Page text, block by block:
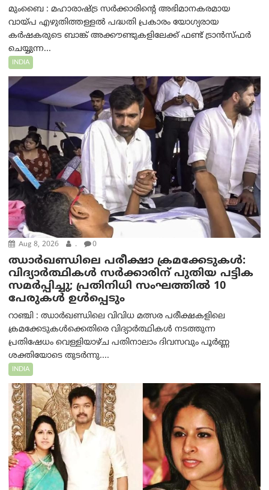
മുംബൈ : മഹാരാഷ്ട്ര സർക്കാരിന്റെ അഭിമാനകരമായ
വായ്പ എഴുതിത്തള്ളൽ പദ്ധതി പ്രകാരം യോഗ്യരായ
കർഷകരുടെ ബാങ്ക് അക്കൗണ്ടുകളിലേക്ക് ഫണ്ട് ട്രാൻസ്ഫർ
ചെയ്യുന്ന...
INDIA
Aug 8, 2026 . 0
ഝാര്‍ഖണ്ഡിലെ പരീക്ഷാ ക്രമക്കേടുകള്‍:
വിദ്യാർത്ഥികൾ സർക്കാരിന് പുതിയ പട്ടിക
സമർപ്പിച്ചു; പ്രതിനിധി സംഘത്തിൽ 10
പേരുകൾ ഉൾപ്പെടും
റാഞ്ചി : ഝാർഖണ്ഡിലെ വിവിധ മത്സര പരീക്ഷകളിലെ
ക്രമക്കേടുകൾക്കെതിരെ വിദ്യാർത്ഥികൾ നടത്തുന്ന
പ്രതിഷേധം വെള്ളിയാഴ്ച പതിനാലാം ദിവസവും പൂർണ്ണ
ശക്തിയോടെ തുടർന്നു....
INDIA